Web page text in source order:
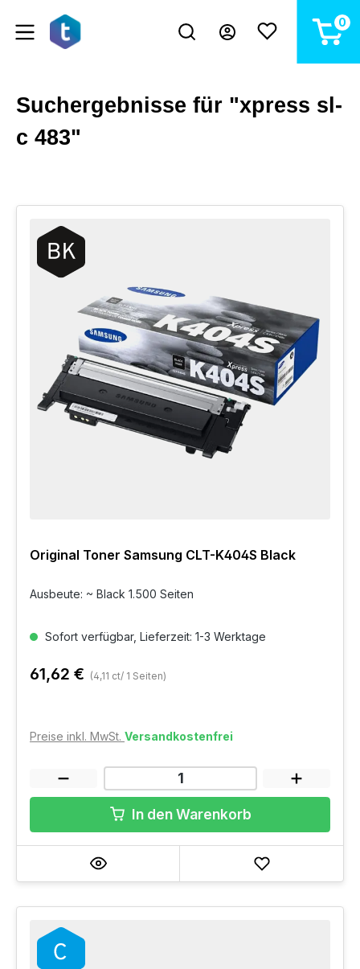
springen 0
Suchergebnisse für "xpress sl-
c 483"
Original Toner Samsung CLT-K404S Black
Ausbeute: ~ Black 1.500 Seiten
Sofort verfügbar, Lieferzeit: 1-3 Werktage
61,62 € (4,11 ct/ 1 Seiten)
Preise inkl. MwSt. Versandkostenfrei
In den Warenkorb